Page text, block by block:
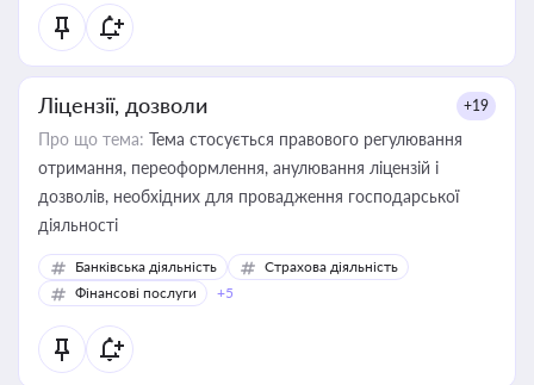
Ліцензії, дозволи +19
Про що тема: Тема стосується правового регулювання
отримання, переоформлення, анулювання ліцензій і
дозволів, необхідних для провадження господарської
діяльності
Банківська діяльність
Страхова діяльність
Фінансові послуги
+5